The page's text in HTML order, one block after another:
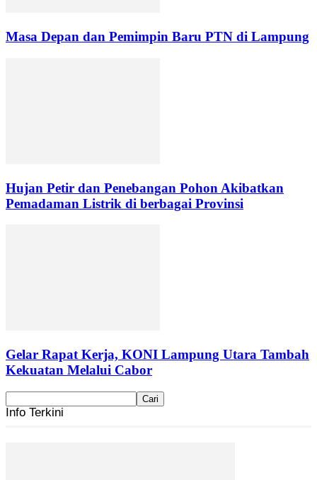
Masa Depan dan Pemimpin Baru PTN di Lampung
Hujan Petir dan Penebangan Pohon Akibatkan
Pemadaman Listrik di berbagai Provinsi
Gelar Rapat Kerja, KONI Lampung Utara Tambah
Kekuatan Melalui Cabor
Info Terkini